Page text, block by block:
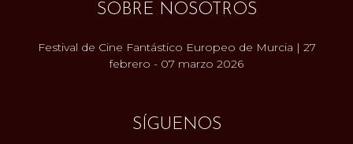
SOBRE NOSOTROS
Festival de Cine Fantástico Europeo de Murcia | 27
febrero - 07 marzo 2026
SÍGUENOS